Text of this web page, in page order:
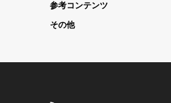
参考コンテンツ
その他